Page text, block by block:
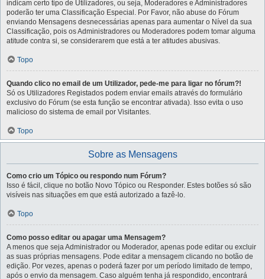
indicam certo tipo de Utilizadores, ou seja, Moderadores e Administradores
poderão ter uma Classificação Especial. Por Favor, não abuse do Fórum
enviando Mensagens desnecessárias apenas para aumentar o Nível da sua
Classificação, pois os Administradores ou Moderadores podem tomar alguma
atitude contra si, se considerarem que está a ter atitudes abusivas.
Topo
Quando clico no email de um Utilizador, pede-me para ligar no fórum?!
Só os Utilizadores Registados podem enviar emails através do formulário
exclusivo do Fórum (se esta função se encontrar ativada). Isso evita o uso
malicioso do sistema de email por Visitantes.
Topo
Sobre as Mensagens
Como crio um Tópico ou respondo num Fórum?
Isso é fácil, clique no botão Novo Tópico ou Responder. Estes botões só são
visíveis nas situações em que está autorizado a fazê-lo.
Topo
Como posso editar ou apagar uma Mensagem?
A menos que seja Administrador ou Moderador, apenas pode editar ou excluir
as suas próprias mensagens. Pode editar a mensagem clicando no botão de
edição. Por vezes, apenas o poderá fazer por um período limitado de tempo,
após o envio da mensagem. Caso alguém tenha já respondido, encontrará